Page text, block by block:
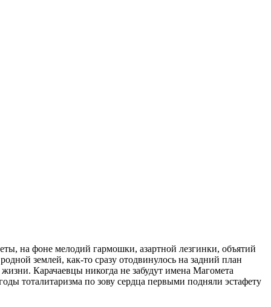
на фоне мелодий гармошки, азартной лезгинки, объятий
землей, как-то сразу отодвинулось на задний план
Карачаевцы никогда не забудут имена Магомета
тоталитаризма по зову сердца первыми подняли эстафету